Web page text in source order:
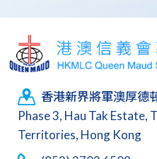
香港新界將軍澳厚德
Phase 3, Hau Tak Estate,
Territories, Hong Kong